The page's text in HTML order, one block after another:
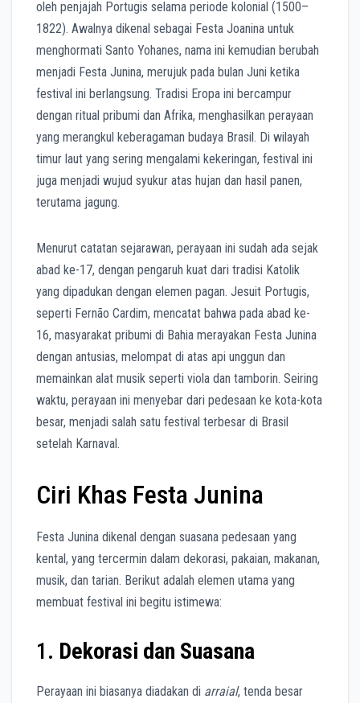
oleh penjajah Portugis selama periode kolonial (1500–
1822). Awalnya dikenal sebagai Festa Joanina untuk
menghormati Santo Yohanes, nama ini kemudian berubah
menjadi Festa Junina, merujuk pada bulan Juni ketika
festival ini berlangsung. Tradisi Eropa ini bercampur
dengan ritual pribumi dan Afrika, menghasilkan perayaan
yang merangkul keberagaman budaya Brasil. Di wilayah
timur laut yang sering mengalami kekeringan, festival ini
juga menjadi wujud syukur atas hujan dan hasil panen,
terutama jagung.
Menurut catatan sejarawan, perayaan ini sudah ada sejak
abad ke-17, dengan pengaruh kuat dari tradisi Katolik
yang dipadukan dengan elemen pagan. Jesuit Portugis,
seperti Fernão Cardim, mencatat bahwa pada abad ke-
16, masyarakat pribumi di Bahia merayakan Festa Junina
dengan antusias, melompat di atas api unggun dan
memainkan alat musik seperti viola dan tamborin. Seiring
waktu, perayaan ini menyebar dari pedesaan ke kota-kota
besar, menjadi salah satu festival terbesar di Brasil
setelah Karnaval.
Ciri Khas Festa Junina
Festa Junina dikenal dengan suasana pedesaan yang
kental, yang tercermin dalam dekorasi, pakaian, makanan,
musik, dan tarian. Berikut adalah elemen utama yang
membuat festival ini begitu istimewa:
1. Dekorasi dan Suasana
Perayaan ini biasanya diadakan di arraial, tenda besar